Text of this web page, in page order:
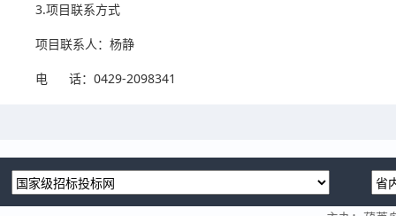
3.项目联系方式
项目联系人：杨静
电 话：0429-2098341